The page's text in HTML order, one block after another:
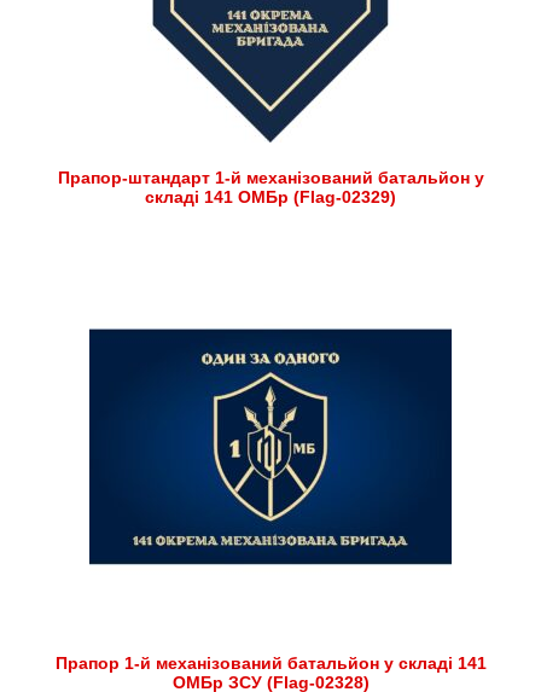
Прапор-штандарт 1-й механізований батальйон у
складі 141 ОМБр (Flag-02329)
Прапор 1-й механізований батальйон у складі 141
ОМБр ЗСУ (Flag-02328)